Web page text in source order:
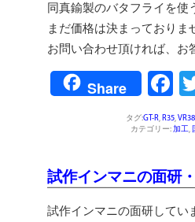
同真鍮製のバタフライを
まだ価格は決まっておりま
お問い合わせ頂ければ、お
Share
タグ:GT-R, R35,
カテゴリー:加工,
試作インマニの面研
試作インマニの面研してい